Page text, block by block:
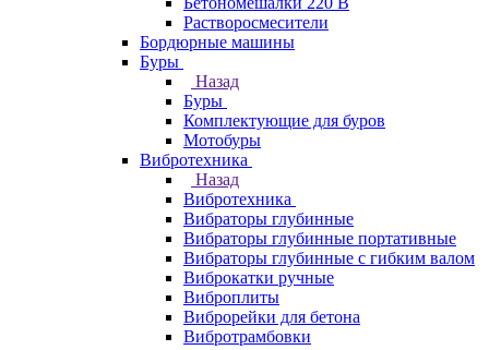
Растворосмесители
Бордюрные машины
Буры
Назад
Буры
Комплектующие для буров
Мотобуры
Вибротехника
Назад
Вибротехника
Вибраторы глубинные
Вибраторы глубинные портативные
Вибраторы глубинные с гибким валом
Виброкатки ручные
Виброплиты
Виброрейки для бетона
Вибротрамбовки